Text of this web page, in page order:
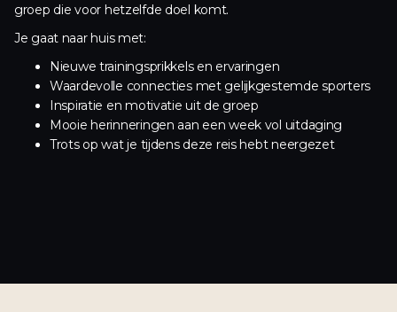
groep die voor hetzelfde doel komt.
Je gaat naar huis met:
Nieuwe trainingsprikkels en ervaringen
Waardevolle connecties met gelijkgestemde sporters
Inspiratie en motivatie uit de groep
Mooie herinneringen aan een week vol uitdaging
Trots op wat je tijdens deze reis hebt neergezet